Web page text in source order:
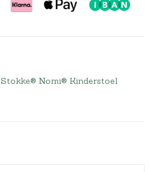
Stokke® Nomi® Kinderstoel